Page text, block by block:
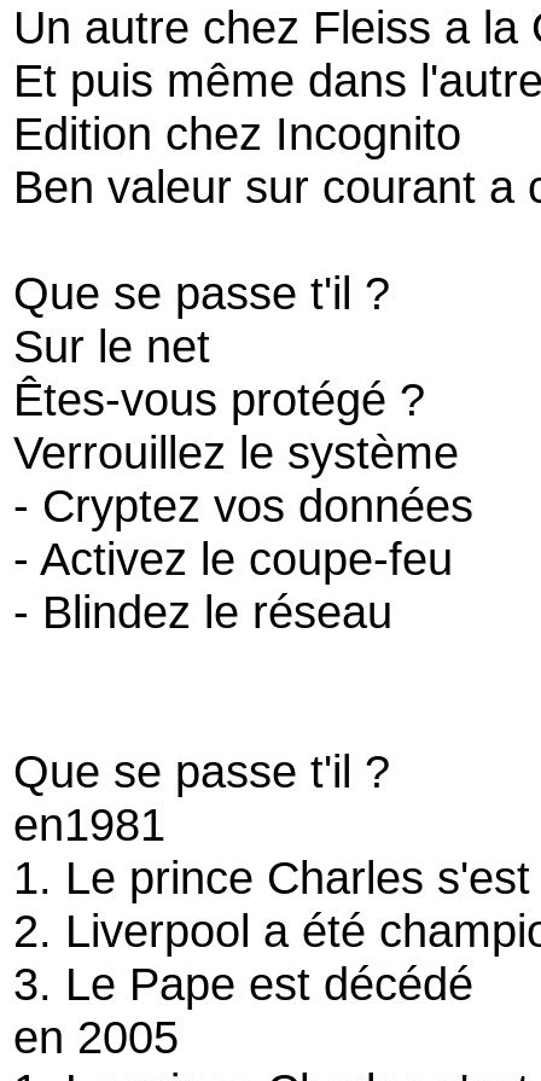
Un autre chez Fleiss a la
Et puis même dans
Edition chez Incognito
Ben valeur sur courant a
Que se passe t'il ?
Sur le net
Êtes-vous protégé ?
Verrouillez le système
- Cryptez vos données
- Activez le coupe-feu
- Blindez le réseau
Que se passe t'il ?
en1981
1. Le prince Charles
2. Liverpool a été
3. Le Pape est décédé
en 2005